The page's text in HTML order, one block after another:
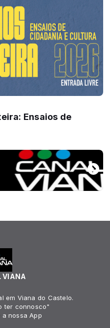
Ensaios de
VIANA
em Viana do Castelo.
ter connosco"
nossa App